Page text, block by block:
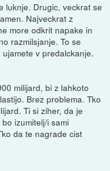
luknje. Drugic, veckrat se
Najveckrat z
more odkrit napake in
razmilsjanje. To se
v predalckanje.
milijard, bi z lahkoto
Brez problema. Tko
Ti si ziher, da je
izumitelj/i sami
da te nagrade cist